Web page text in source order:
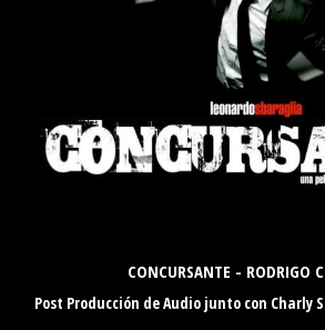
CONCURSANTE - RODRIGO
Post Producción de Audio junto con Charly